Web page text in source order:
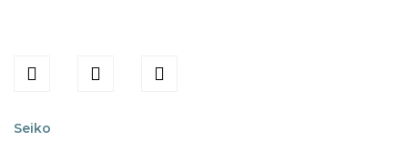
Seiko